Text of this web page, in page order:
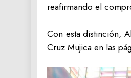
reafirmando el
Con esta distinción,
Cruz Mujica en las